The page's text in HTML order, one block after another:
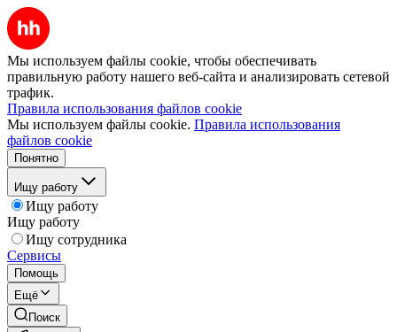
Мы используем файлы cookie, чтобы обеспечивать
правильную работу нашего веб-сайта и анализировать сетевой
трафик.
Правила использования файлов cookie
Мы используем файлы cookie. Правила использования
файлов cookie
Понятно
Ищу работу
Ищу работу
Ищу работу
Ищу сотрудника
Сервисы
Помощь
Ещё
Поиск